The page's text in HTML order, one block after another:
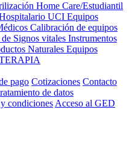
Home Care/Estudiantil
UCI Equipos
Calibración de equipos
Signos vitales Instrumentos
Naturales Equipos
pago Cotizaciones Contacto
de datos
condiciones Acceso al GED